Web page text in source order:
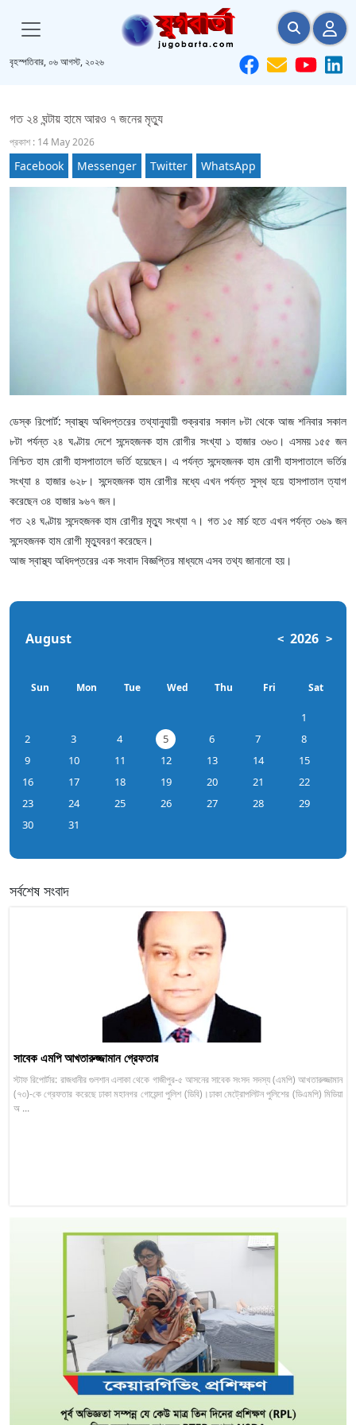
বৃহস্পতিবার, ০৬ আগস্ট, ২০২৬
গত ২৪ ঘন্টায় হামে আরও ৭ জনের মৃত্যু
প্রকাশ : 14 May 2026
Facebook Messenger Twitter WhatsApp
ডেস্ক রিপোর্ট: স্বাস্থ্য অধিদপ্তরের তথ্যানুযায়ী শুক্রবার সকাল ৮টা থেকে আজ শনিবার সকাল
৮টা পর্যন্ত ২৪ ঘণ্টায় দেশে সন্দেহজনক হাম রোগীর সংখ্যা ১ হাজার ৩৬৩। এসময় ১৫৫ জন
নিশ্চিত হাম রোগী হাসপাতালে ভর্তি হয়েছেন। এ পর্যন্ত সন্দেহজনক হাম রোগী হাসপাতালে ভর্তির
সংখ্যা ৪ হাজার ৬২৮। সন্দেহজনক হাম রোগীর মধ্যে এখন পর্যন্ত সুস্থ হয়ে হাসপাতাল ত্যাগ
করেছেন ৩৪ হাজার ৯৬৭ জন।
গত ২৪ ঘণ্টায় সন্দেহজনক হাম রোগীর মৃত্যু সংখ্যা ৭। গত ১৫ মার্চ হতে এখন পর্যন্ত ৩৬৯ জন
সন্দেহজনক হাম রোগী মৃত্যুবরণ করেছেন।
আজ স্বাস্থ্য অধিদপ্তরের এক সংবাদ বিজ্ঞপ্তির মাধ্যমে এসব তথ্য জানানো হয়।
August < 2026 >
Sun Mon Tue Wed Thu Fri Sat
1
2
3 4 5 6 7
8
9
10 11 12 13 14
15
16
17 18 19 20 21
22
23
24 25 26 27 28
29
30
31
সর্বশেষ সংবাদ
সাবেক এমপি আখতারুজ্জামান গ্রেফতার
স্টাফ রিপোর্টার: রাজধানীর গুলশান এলাকা থেকে গাজীপুর-৫ আসনের সাবেক সংসদ সদস্য (এমপি) আখতারুজ্জামান
(৭৩)-কে গ্রেফতার করেছে ঢাকা মহানগর গোয়েন্দা পুলিশ (ডিবি)।ঢাকা মেট্রোপলিটন পুলিশের (ডিএমপি) মিডিয়া
অ ...